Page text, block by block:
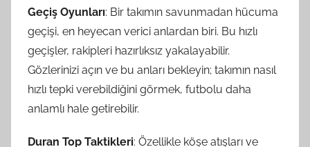
Geçiş Oyunları: Bir takımın savunmadan hücuma
geçişi, en heyecan verici anlardan biri. Bu hızlı
geçişler, rakipleri hazırlıksız yakalayabilir.
Gözlerinizi açın ve bu anları bekleyin; takımın nasıl
hızlı tepki verebildiğini görmek, futbolu daha
anlamlı hale getirebilir.
Duran Top Taktikleri: Özellikle köşe atışları ve